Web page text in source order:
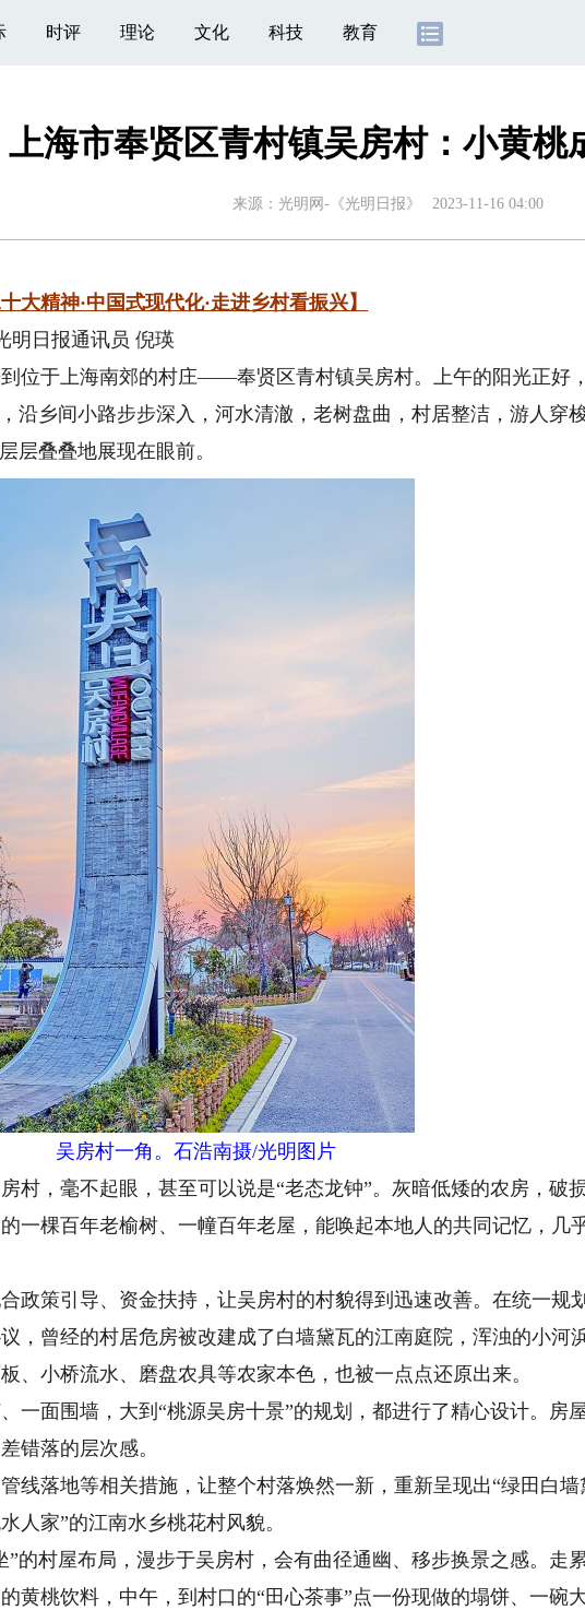
时评 理论 文化 科技 教育
上海市奉贤区青村镇吴房村：小黄桃
来源： 光明网-《光明日报》 2023-11-16 04:00
大精神·中国式现代化·走进乡村看振兴】
日报通讯员 倪瑛
于上海南郊的村庄——奉贤区青村镇吴房村。上午的阳光正好
沿乡间小路步步深入，河水清澈，老树盘曲，村居整洁，游人穿梭
层叠叠地展现在眼前。
吴房村一角。石浩南摄/光明图片
，毫不起眼，甚至可以说是“老态龙钟”。灰暗低矮的农房，破
棵百年老榆树、一幢百年老屋，能唤起本地人的共同记忆，几
策引导、资金扶持，让吴房村的村貌得到迅速改善。在统一规划
，曾经的村居危房被改建成了白墙黛瓦的江南庭院，浑浊的小河
、小桥流水、磨盘农具等农家本色，也被一点点还原出来。
面围墙，大到“桃源吴房十景”的规划，都进行了精心设计。房
错落的层次感。
落地等相关措施，让整个村落焕然一新，重新呈现出“绿田白墙
人家”的江南水乡桃花村风貌。
村屋布局，漫步于吴房村，会有曲径通幽、移步换景之感。走
黄桃饮料，中午，到村口的“田心茶事”点一份现做的塌饼、一碗